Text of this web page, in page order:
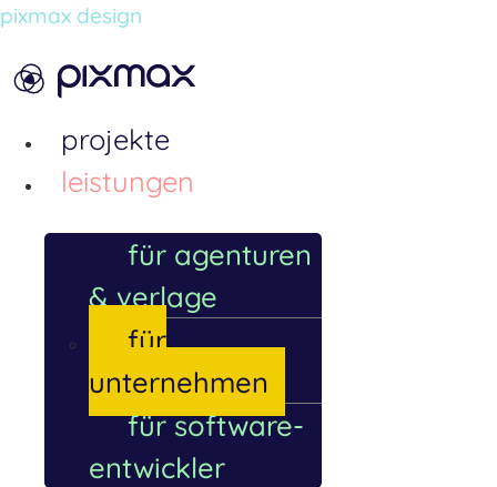
pixmax design
projekte
leistungen
für agenturen
& verlage
für
unternehmen
für software-
entwickler